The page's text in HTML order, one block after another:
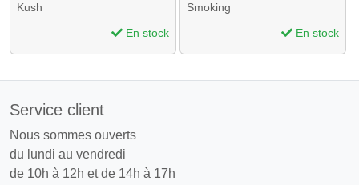
Kush
En stock
Smoking
En stock
Service client
Nous sommes ouverts
du lundi au vendredi
de 10h à 12h et de 14h à 17h